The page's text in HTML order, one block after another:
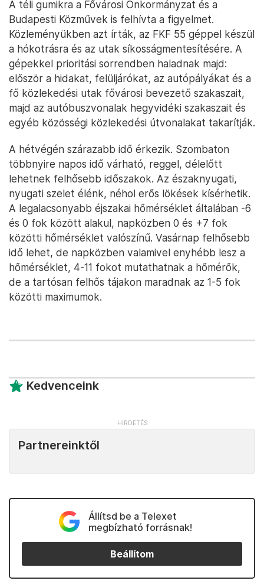
A téli gumikra a Fővárosi Önkormányzat és a
Budapesti Közművek is felhívta a figyelmet.
Közleményükben azt írták, az FKF 55 géppel készül
a hókotrásra és az utak síkosságmentesítésére. A
gépekkel prioritási sorrendben haladnak majd:
először a hidakat, felüljárókat, az autópályákat és a
fő közlekedési utak fővárosi bevezető szakaszait,
majd az autóbuszvonalak hegyvidéki szakaszait és
egyéb közösségi közlekedési útvonalakat takarítják.
A hétvégén szárazabb idő érkezik. Szombaton
többnyire napos idő várható, reggel, délelőtt
lehetnek felhősebb időszakok. Az északnyugati,
nyugati szelet élénk, néhol erős lökések kísérhetik.
A legalacsonyabb éjszakai hőmérséklet általában -6
és 0 fok között alakul, napközben 0 és +7 fok
közötti hőmérséklet valószínű. Vasárnap felhősebb
idő lehet, de napközben valamivel enyhébb lesz a
hőmérséklet, 4-11 fokot mutathatnak a hőmérők,
de a tartósan felhős tájakon maradnak az 1-5 fok
közötti maximumok.
Kedvenceink
Partnereinktől
Állítsd be a Telexet
megbízható forrásnak!
Beállítom